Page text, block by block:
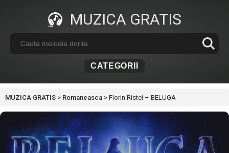
MUZICA GRATIS
CATEGORII
MUZICA GRATIS > Romaneasca > Florin Ristei – BELUGA